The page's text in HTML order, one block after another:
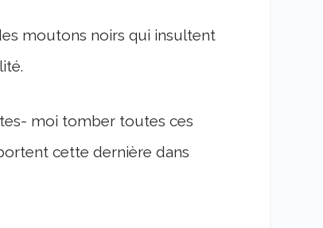
moutons noirs qui insultent
moi tomber toutes ces
cette dernière dans